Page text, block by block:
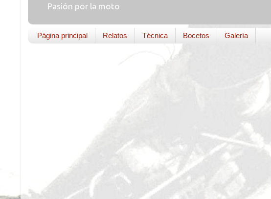
Pasión por la moto
Página principal Relatos Técnica Bocetos Galería